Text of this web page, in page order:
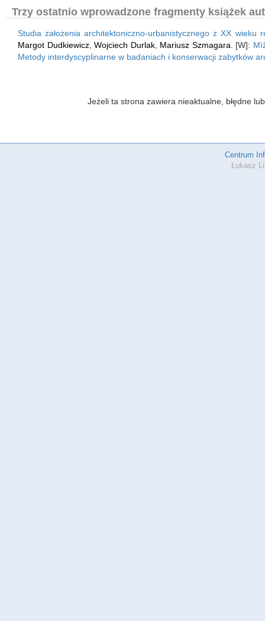
Trzy ostatnio wprowadzone fragmenty książek
Studia założenia architektoniczno-urbanistycznego z XX
Margot Dudkiewicz, Wojciech Durlak, Mariusz Szmagara . [W]:
Metody interdyscyplinarne w badaniach i konserwacji zabytków
Jeżeli ta strona zawiera nieaktualne, błędne
Centrum
Łukasz